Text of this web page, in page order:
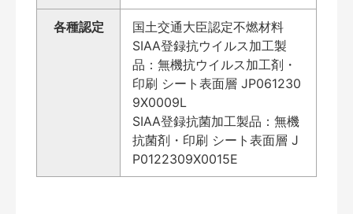
各種認定
国土交通大臣認定不燃材料
SIAA登録抗ウイルス加工製
品：無機抗ウイルス加工剤・
印刷 シート表面層 JP061230
9X0009L
SIAA登録抗菌加工製品：無機
抗菌剤・印刷 シート表面層 J
P0122309X0015E